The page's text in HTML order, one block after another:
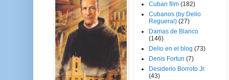
Cuban film (182)
Cubanos (by Delio
Regueral) (27)
Damas de Blanco
(146)
Delio en el blog (73)
Denis Fortun (7)
Desiderio Borroto Jr.
(43)